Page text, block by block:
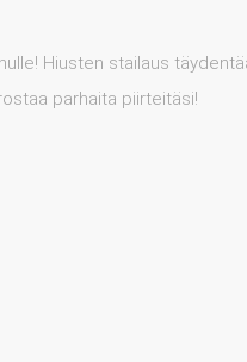
Hiusten stailaus
parhaita piirteitäsi!